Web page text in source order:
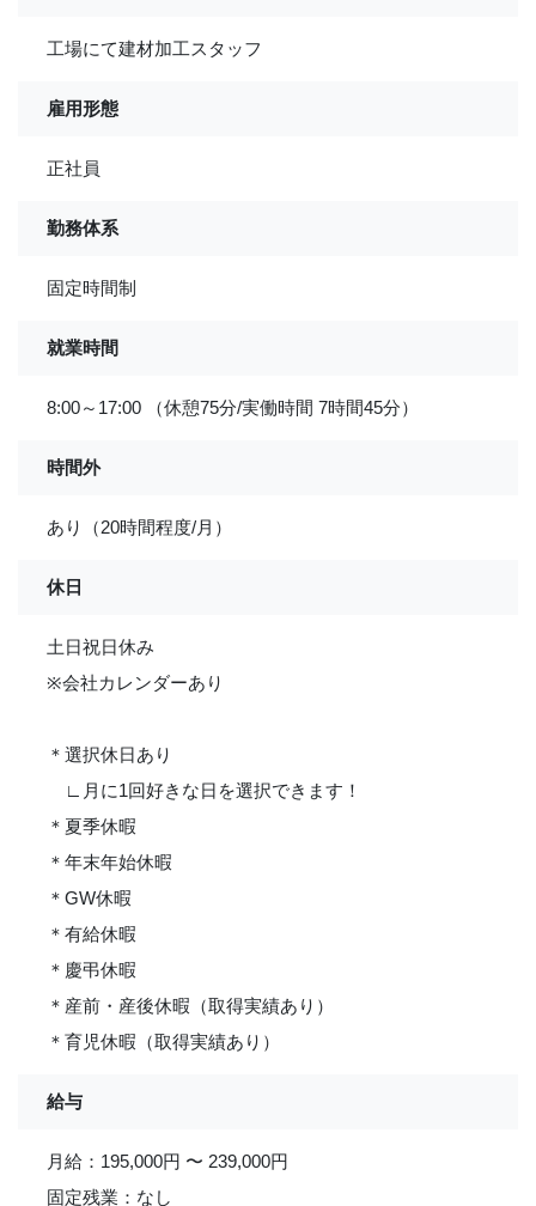
工場にて建材加工スタッフ
雇用形態
正社員
勤務体系
固定時間制
就業時間
8:00～17:00 （休憩75分/実働時間 7時間45分）
時間外
あり（20時間程度/月）
休日
土日祝日休み
※会社カレンダーあり
＊選択休日あり
∟月に1回好きな日を選択できます！
＊夏季休暇
＊年末年始休暇
＊GW休暇
＊有給休暇
＊慶弔休暇
＊産前・産後休暇（取得実績あり）
＊育児休暇（取得実績あり）
給与
月給：195,000円 〜 239,000円
固定残業：なし